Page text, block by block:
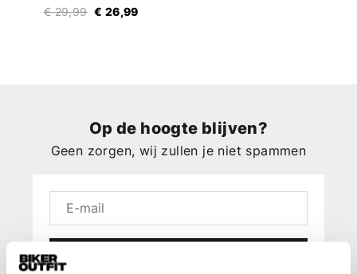
€ 29,99 € 26,99
Op de hoogte blijven?
Geen zorgen, wij zullen je niet spammen